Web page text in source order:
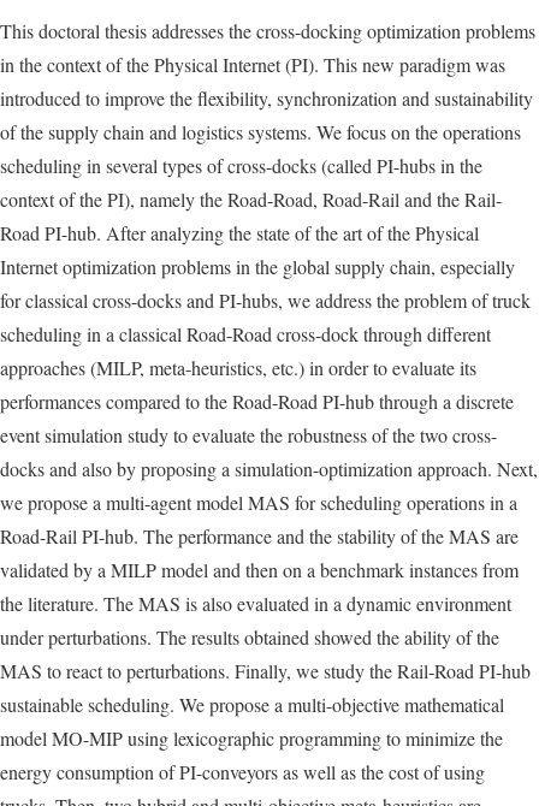
This doctoral thesis addresses the cross-docking optimization problems
in the context of the Physical Internet (PI). This new paradigm was
introduced to improve the flexibility, synchronization and sustainability
of the supply chain and logistics systems. We focus on the operations
scheduling in several types of cross-docks (called PI-hubs in the
context of the PI), namely the Road-Road, Road-Rail and the Rail-
Road PI-hub. After analyzing the state of the art of the Physical
Internet optimization problems in the global supply chain, especially
for classical cross-docks and PI-hubs, we address the problem of truck
scheduling in a classical Road-Road cross-dock through different
approaches (MILP, meta-heuristics, etc.) in order to evaluate its
performances compared to the Road-Road PI-hub through a discrete
event simulation study to evaluate the robustness of the two cross-
docks and also by proposing a simulation-optimization approach. Next,
we propose a multi-agent model MAS for scheduling operations in a
Road-Rail PI-hub. The performance and the stability of the MAS are
validated by a MILP model and then on a benchmark instances from
the literature. The MAS is also evaluated in a dynamic environment
under perturbations. The results obtained showed the ability of the
MAS to react to perturbations. Finally, we study the Rail-Road PI-hub
sustainable scheduling. We propose a multi-objective mathematical
model MO-MIP using lexicographic programming to minimize the
energy consumption of PI-conveyors as well as the cost of using